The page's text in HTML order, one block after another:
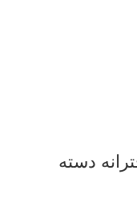
دسته